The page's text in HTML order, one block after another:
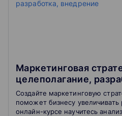
Маркетинговая
целеполагание,
Создайте маркетинговую
поможет бизнесу увеличивать
онлайн-курсе научитесь